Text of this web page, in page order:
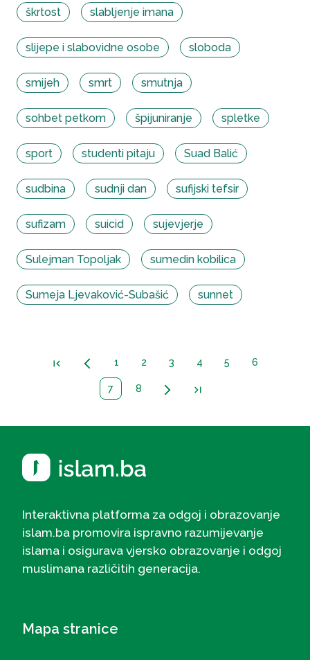
škrtost slabljenje imana
slijepe i slabovidne osobe sloboda
smijeh smrt smutnja
sohbet petkom špijuniranje spletke
sport studenti pitaju Suad Balić
sudbina sudnji dan sufijski tefsir
sufizam suicid sujevjerje
Sulejman Topoljak sumedin kobilica
Sumeja Ljevaković-Subašić sunnet
first_page arrow_back_ios_new 1 2 3 4 5 6
7 8 arrow_forward_ios last_page
Interaktivna platforma za odgoj i obrazovanje
islam.ba promovira ispravno razumijevanje
islama i osigurava vjersko obrazovanje i odgoj
muslimana različitih generacija.
Mapa stranice